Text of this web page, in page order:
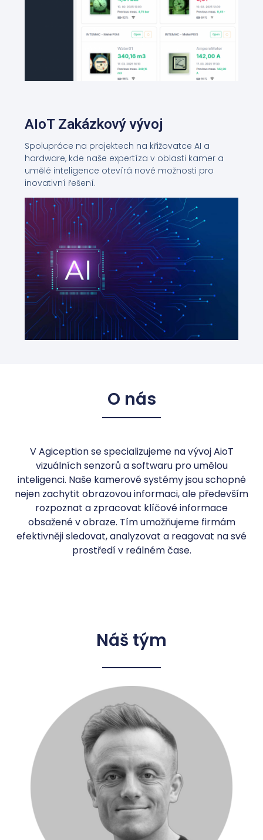
AIoT Zakázkový vývoj
Spolupráce na projektech na křižovatce AI a
hardware, kde naše expertíza v oblasti kamer a
umělé inteligence otevírá nové možnosti pro
inovativní řešení.
O nás
V Agiception se specializujeme na vývoj AioT
vizuálních senzorů a softwaru pro umělou
inteligenci. Naše kamerové systémy jsou schopné
nejen zachytit obrazovou informaci, ale především
rozpoznat a zpracovat klíčové informace
obsažené v obraze. Tím umožňujeme firmám
efektivněji sledovat, analyzovat a reagovat na své
prostředí v reálném čase.
Náš tým